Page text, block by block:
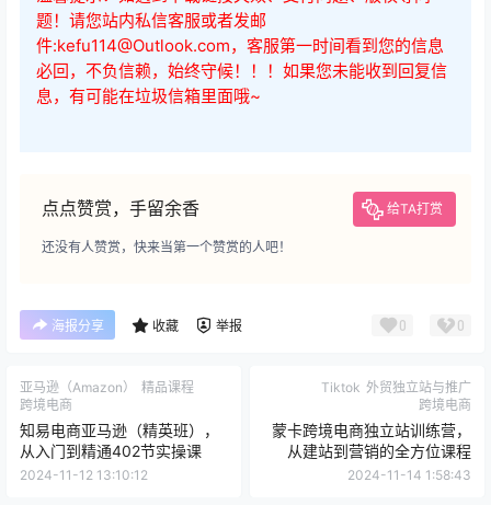
题！请您站内私信客服或者发邮
件:kefu114@Outlook.com，客服第一时间看到您的信息
必回，不负信赖，始终守候！！！如果您未能收到回复信
息，有可能在垃圾信箱里面哦~
点点赞赏，手留余香 给TA打赏
还没有人赞赏，快来当第一个赞赏的人吧！
海报分享 收藏 举报 0 0
亚马逊（Amazon）
精品课程
跨境电商
知易电商亚马逊（精英班），
从入门到精通402节实操课
2024-11-12 13:10:12
Tiktok 外贸独立站与推广
跨境电商
蒙卡跨境电商独立站训练营，
从建站到营销的全方位课程
2024-11-14 1:58:43